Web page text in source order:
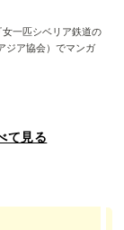
一匹シベリア鉄道の
ジア協会）でマンガ
て見る